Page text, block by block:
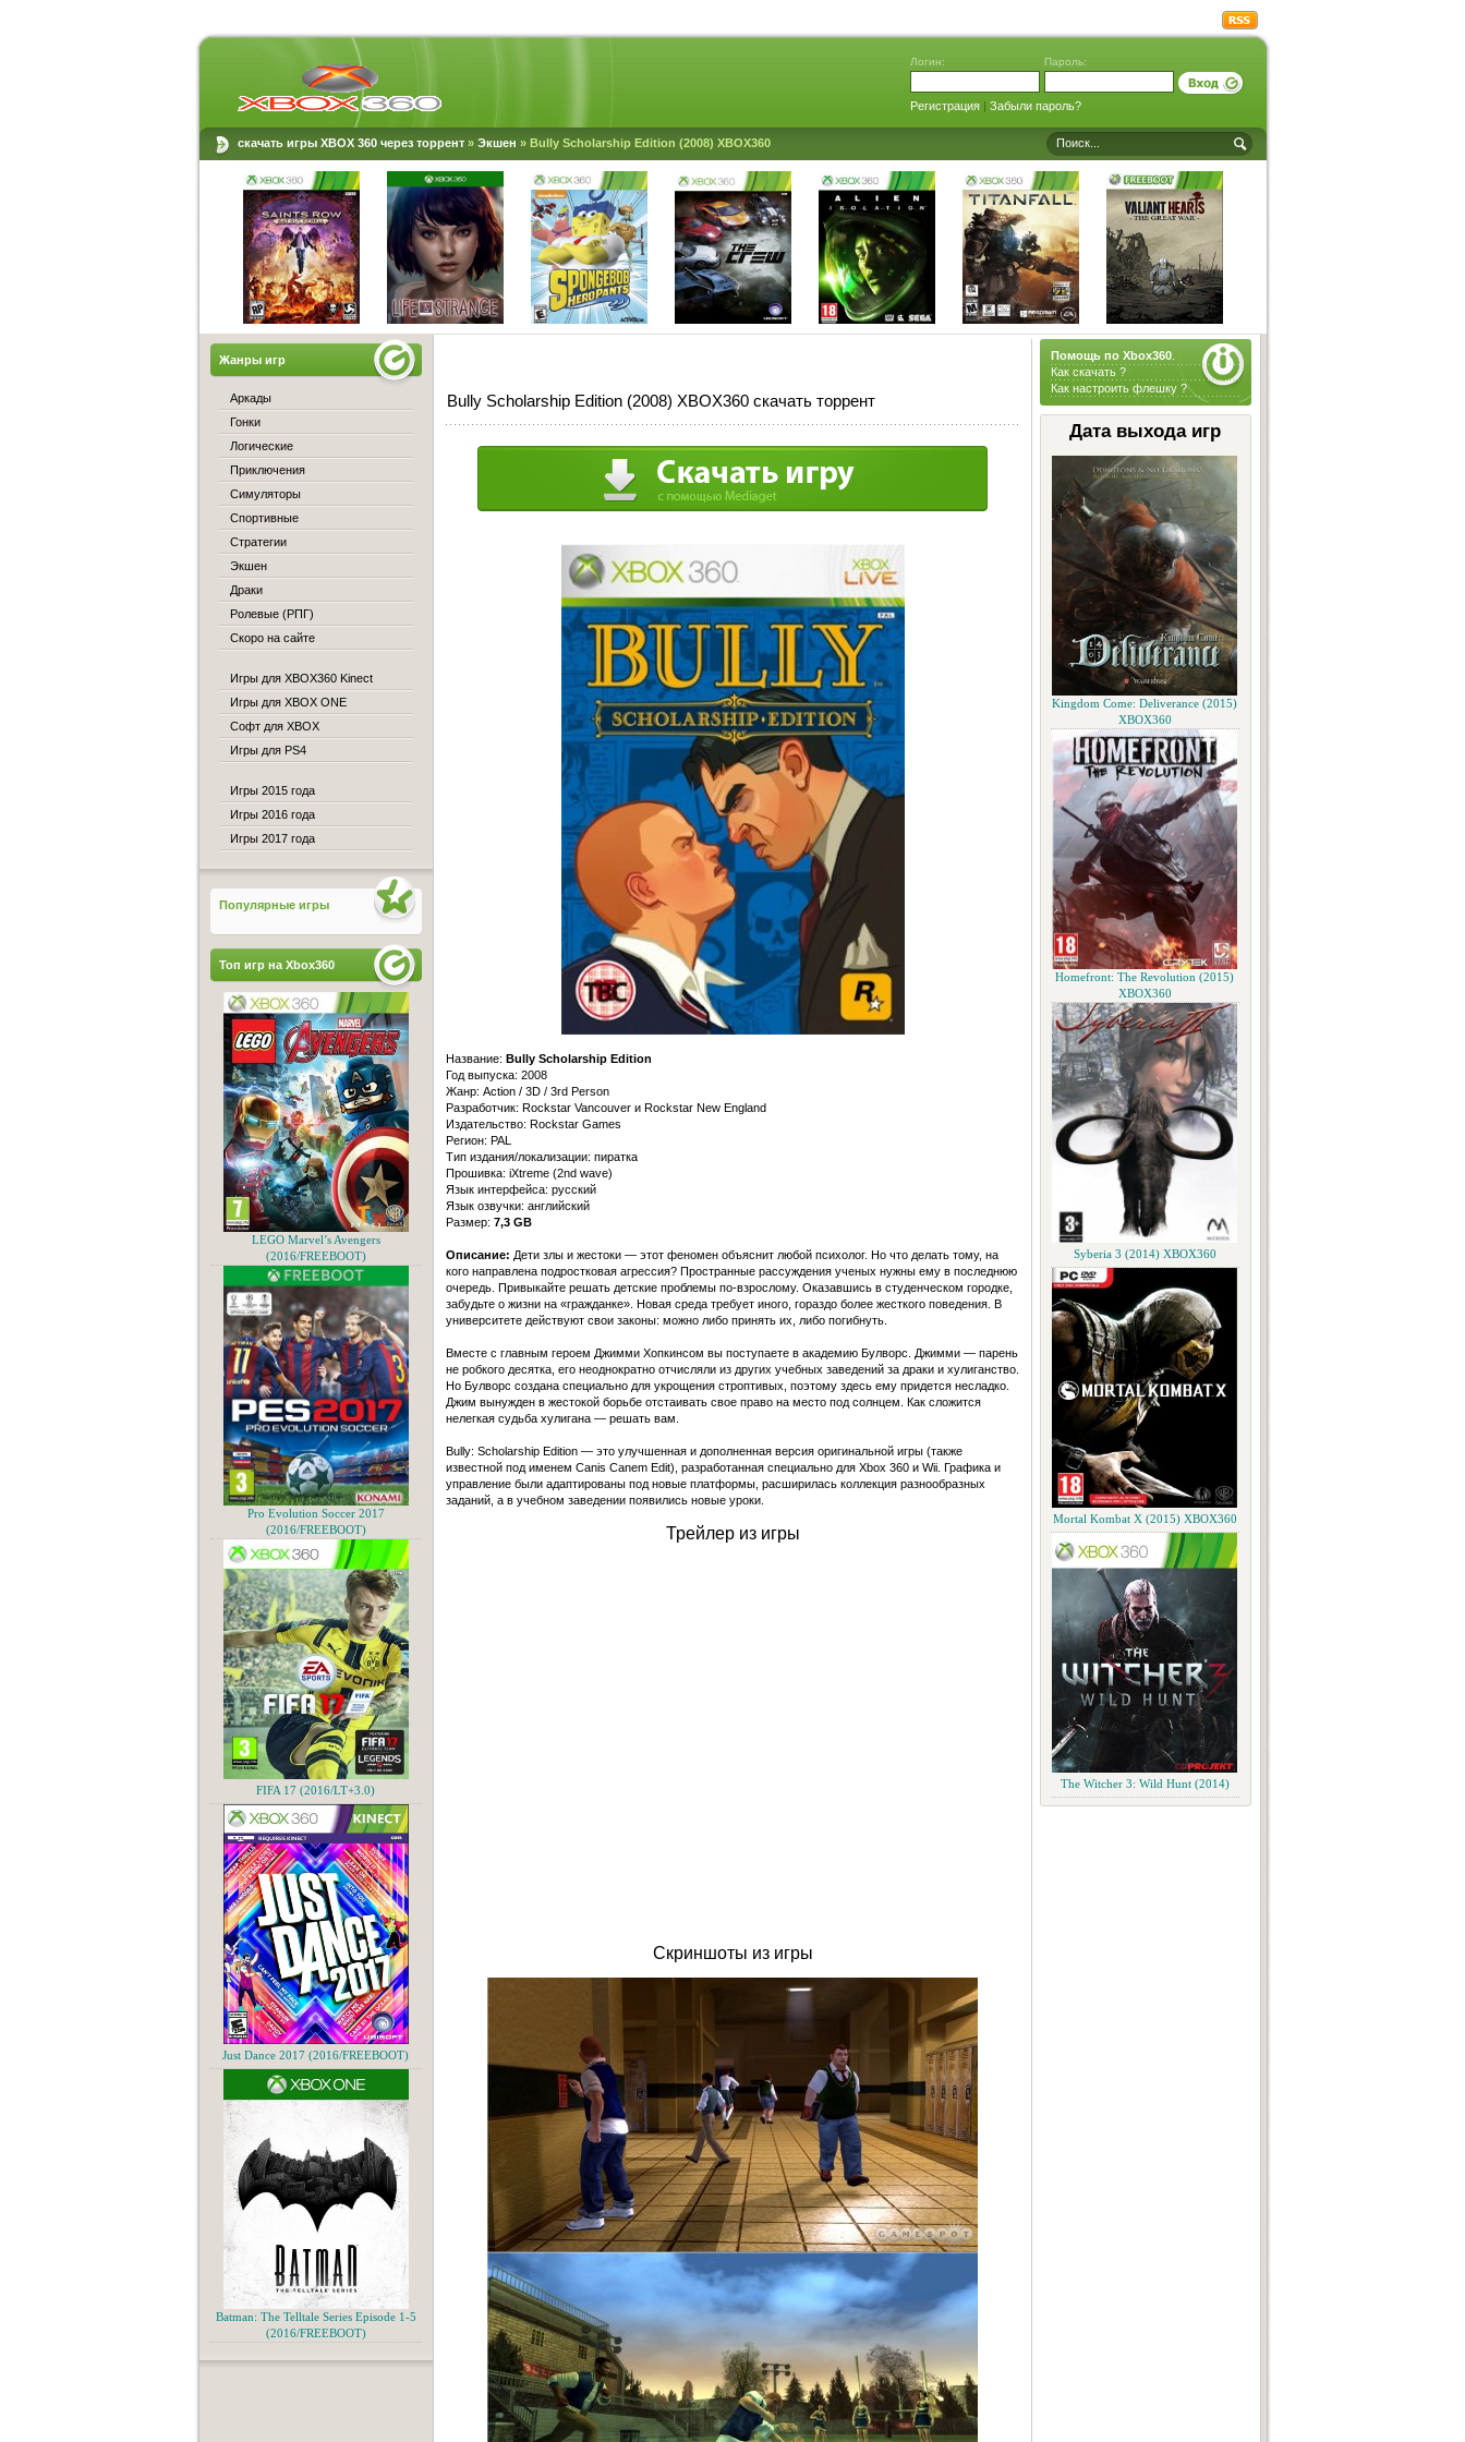
Логин: Пароль:
Регистрация| Забыли пароль?
скачать игры XBOX 360 через торрент» Экшен » Bully Scholarship Edition (2008) XBOX360
Помощь по Xbox360.
Как скачать ?
Как настроить флешку ?
Дата выхода игр
Kingdom Come: Deliverance (2015)
XBOX360
Homefront: The Revolution (2015)
XBOX360
Syberia 3 (2014) XBOX360
Mortal Kombat X (2015) XBOX360
The Witcher 3: Wild Hunt (2014)
Bully Scholarship Edition (2008) XBOX360 скачать торрент
Название: Bully Scholarship Edition
Год выпуска: 2008
Жанр: Action / 3D / 3rd Person
Разработчик: Rockstar Vancouver и Rockstar New England
Издательство: Rockstar Games
Регион: PAL
Тип издания/локализации: пиратка
Прошивка: iXtreme (2nd wave)
Язык интерфейса: русский
Язык озвучки: английский
Размер: 7,3 GB
Описание: Дети злы и жестоки — этот феномен объяснит любой психолог. Но что делать тому, на
кого направлена подростковая агрессия? Пространные рассуждения ученых нужны ему в последнюю
очередь. Привыкайте решать детские проблемы по-взрослому. Оказавшись в студенческом городке,
забудьте о жизни на «гражданке». Новая среда требует иного, гораздо более жесткого поведения. В
университете действуют свои законы: можно либо принять их, либо погибнуть.
Вместе с главным героем Джимми Хопкинсом вы поступаете в академию Булворс. Джимми — парень
не робкого десятка, его неоднократно отчисляли из других учебных заведений за драки и хулиганство.
Но Булворс создана специально для укрощения строптивых, поэтому здесь ему придется несладко.
Джим вынужден в жестокой борьбе отстаивать свое право на место под солнцем. Как сложится
нелегкая судьба хулигана — решать вам.
Bully: Scholarship Edition — это улучшенная и дополненная версия оригинальной игры (также
известной под именем Canis Canem Edit), разработанная специально для Xbox 360 и Wii. Графика и
управление были адаптированы под новые платформы, расширилась коллекция разнообразных
заданий, а в учебном заведении появились новые уроки.
Трейлер из игры
Скриншоты из игры
Жанры игр
Аркады
Гонки
Логические
Приключения
Симуляторы
Спортивные
Стратегии
Экшен
Драки
Ролевые (РПГ)
Скоро на сайте
Игры для XBOX360 Kinect
Игры для XBOX ONE
Софт для XBOX
Игры для PS4
Игры 2015 года
Игры 2016 года
Игры 2017 года
Популярные игры
Топ игр на Xbox360
LEGO Marvel’s Avengers
(2016/FREEBOOT)
Pro Evolution Soccer 2017
(2016/FREEBOOT)
FIFA 17 (2016/LT+3.0)
Just Dance 2017 (2016/FREEBOOT)
Batman: The Telltale Series Episode 1-5
(2016/FREEBOOT)